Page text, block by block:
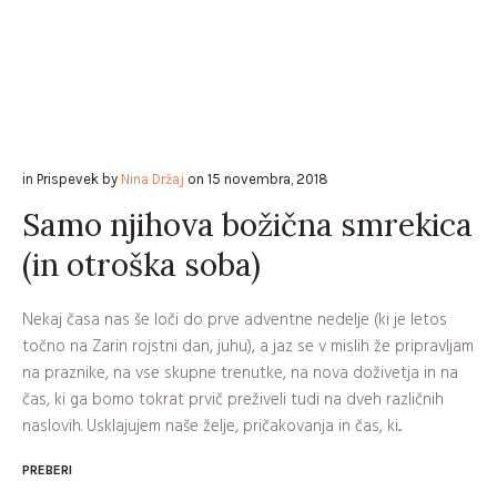
in Prispevek by Nina Držaj on 15 novembra, 2018
Samo njihova božična smrekica
(in otroška soba)
Nekaj časa nas še loči do prve adventne nedelje (ki je letos
točno na Zarin rojstni dan, juhu), a jaz se v mislih že pripravljam
na praznike, na vse skupne trenutke, na nova doživetja in na
čas, ki ga bomo tokrat prvič preživeli tudi na dveh različnih
naslovih. Usklajujem naše želje, pričakovanja in čas, ki...
PREBERI